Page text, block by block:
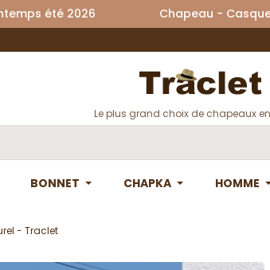
printemps été 2026 Chapeau
Le plus grand choix de chapeaux
BONNET CHAPKA HOMME
- Traclet